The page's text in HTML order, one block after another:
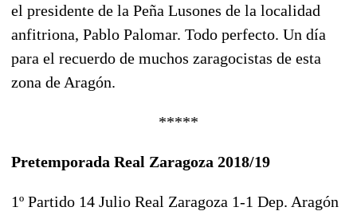
el presidente de la Peña Lusones de la localidad
anfitriona, Pablo Palomar. Todo perfecto. Un día
para el recuerdo de muchos zaragocistas de esta
zona de Aragón.
*****
Pretemporada Real Zaragoza 2018/19
1º Partido 14 Julio Real Zaragoza 1-1 Dep. Aragón